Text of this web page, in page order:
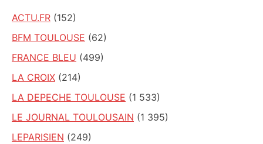
ACTU.FR (152)
BFM TOULOUSE (62)
FRANCE BLEU (499)
LA CROIX (214)
LA DEPECHE TOULOUSE (1 533)
LE JOURNAL TOULOUSAIN (1 395)
LEPARISIEN (249)